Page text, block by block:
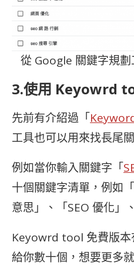
從 Google 關鍵字規
3.使用 Keyowrd
先前有介紹過「
工具也可以用來找長尾
例如當你輸入關鍵字「
十個關鍵字清單，例如
意思」、「SEO 優化」
Keyowrd tool 免費版本
給你數十個，想要更多